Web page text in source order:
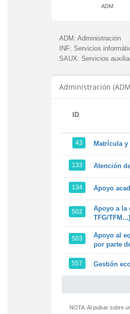
ADM
ADM: Administración
INF: Servicios
SAUX: Servicios
Administración
ID
43 Matrícula
133 Atención
134 Apoyo
502
Apoyo a la
TFG/
503
Apoyo al
por parte
557 Gestión
NOTA: Al pulsar sobre